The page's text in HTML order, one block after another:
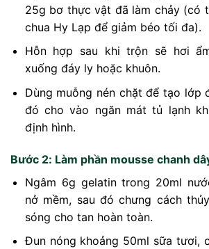
25g bơ thực vật đã làm chảy (có
chua Hy Lạp để giảm béo tối đa).
Hỗn hợp sau khi trộn sẽ hơi
xuống đáy ly hoặc khuôn.
Dùng muỗng nén chặt để tạo lớp
đó cho vào ngăn mát tủ lạnh
định hình.
Bước 2: Làm phần mousse chanh
Ngâm 6g gelatin trong 20ml
nở mềm, sau đó chưng cách
sóng cho tan hoàn toàn.
Đun nóng khoảng 50ml sữa tươi,